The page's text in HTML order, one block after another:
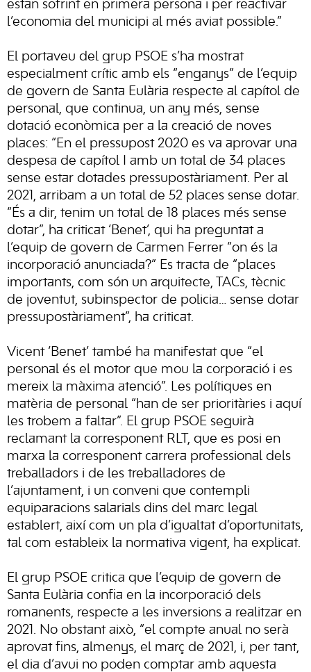
estan sofrint en primera persona i per reactivar
l’economia del municipi al més aviat possible.”
El portaveu del grup PSOE s’ha mostrat
especialment crític amb els “enganys” de l’equip
de govern de Santa Eulària respecte al capítol de
personal, que continua, un any més, sense
dotació econòmica per a la creació de noves
places: “En el pressupost 2020 es va aprovar una
despesa de capítol I amb un total de 34 places
sense estar dotades pressupostàriament. Per al
2021, arribam a un total de 52 places sense dotar.
“És a dir, tenim un total de 18 places més sense
dotar”, ha criticat ‘Benet’, qui ha preguntat a
l’equip de govern de Carmen Ferrer “on és la
incorporació anunciada?” Es tracta de “places
importants, com són un arquitecte, TACs, tècnic
de joventut, subinspector de policia… sense dotar
pressupostàriament”, ha criticat.
Vicent ‘Benet’ també ha manifestat que “el
personal és el motor que mou la corporació i es
mereix la màxima atenció”. Les polítiques en
matèria de personal “han de ser prioritàries i aquí
les trobem a faltar”. El grup PSOE seguirà
reclamant la corresponent RLT, que es posi en
marxa la corresponent carrera professional dels
treballadors i de les treballadores de
l’ajuntament, i un conveni que contempli
equiparacions salarials dins del marc legal
establert, així com un pla d’igualtat d’oportunitats,
tal com estableix la normativa vigent, ha explicat.
El grup PSOE critica que l’equip de govern de
Santa Eulària confia en la incorporació dels
romanents, respecte a les inversions a realitzar en
2021. No obstant això, “el compte anual no serà
aprovat fins, almenys, el març de 2021, i, per tant,
el dia d’avui no poden comptar amb aquesta